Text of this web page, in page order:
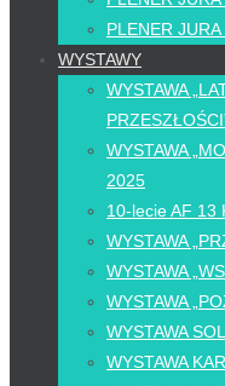
PLENER
WYSTAWY
WYSTAWA
WYSTAWA
2025
10-lecie AF 13
WYSTAWA
WYSTAWA
WYSTAWA
WYSTAWA
WYSTAWA